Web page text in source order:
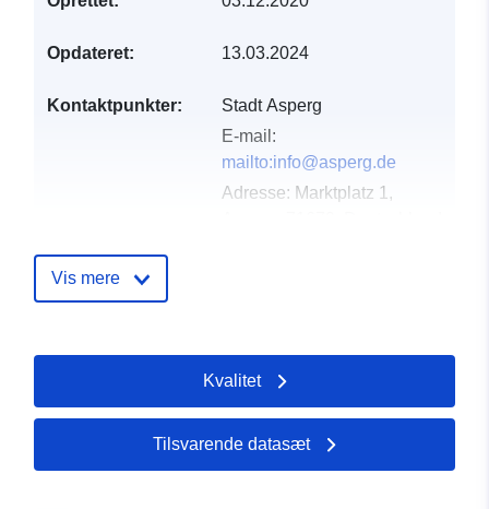
Opdateret: 13.03.2024
Kontaktpunkter:
Stadt Asperg
E-mail:
mailto:info@asperg.de
Adresse: Marktplatz 1,
kataloger:
February 2026
Opdateret på data.europa.eu:
03 August 2026
Fysiske: Koordinater: [ [ 9.1280668,
Vis mere
Kvalitet
Tilsvarende datasæt